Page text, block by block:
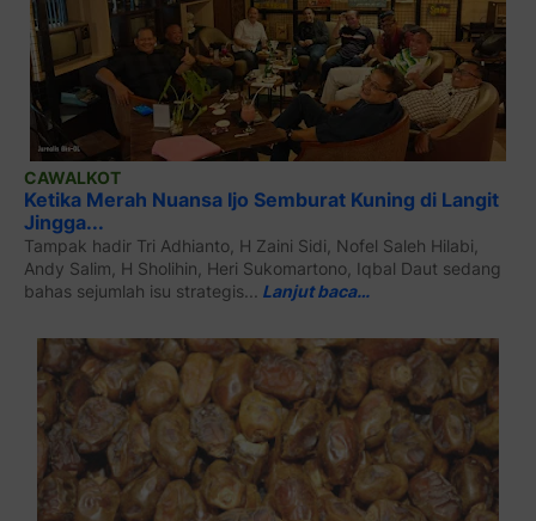
CAWALKOT
Ketika Merah Nuansa Ijo Semburat Kuning di Langit
Jingga...
Tampak hadir Tri Adhianto, H Zaini Sidi, Nofel Saleh Hilabi,
Andy Salim, H Sholihin, Heri Sukomartono, Iqbal Daut sedang
bahas sejumlah isu strategis...
Lanjut baca…